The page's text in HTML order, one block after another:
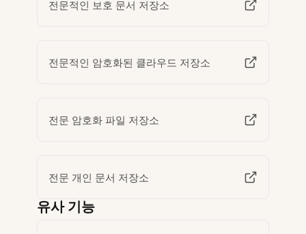
전문적인 보호 문서 저장소
전문적인 암호화된 클라우드 저장소
전문 암호화 파일 저장소
전문 개인 문서 저장소
유사 기능